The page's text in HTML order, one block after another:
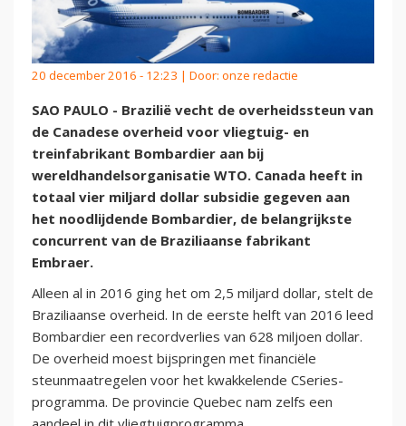
20 december 2016 - 12:23 | Door: onze redactie
SAO PAULO - Brazilië vecht de overheidssteun van
de Canadese overheid voor vliegtuig- en
treinfabrikant Bombardier aan bij
wereldhandelsorganisatie WTO. Canada heeft in
totaal vier miljard dollar subsidie gegeven aan
het noodlijdende Bombardier, de belangrijkste
concurrent van de Braziliaanse fabrikant
Embraer.
Alleen al in 2016 ging het om 2,5 miljard dollar, stelt de
Braziliaanse overheid. In de eerste helft van 2016 leed
Bombardier een recordverlies van 628 miljoen dollar.
De overheid moest bijspringen met financiële
steunmaatregelen voor het kwakkelende CSeries-
programma. De provincie Quebec nam zelfs een